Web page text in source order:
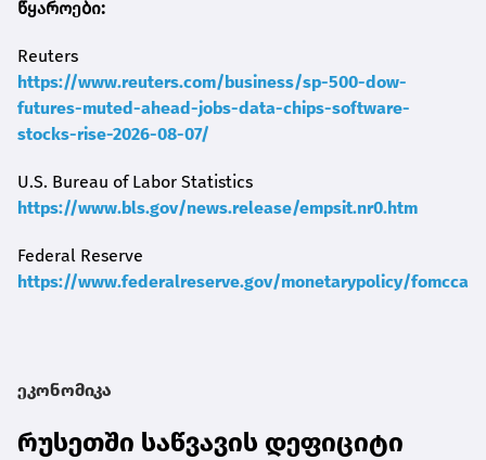
წყაროები:
Reuters
https://www.reuters.com/business/sp-500-dow-
futures-muted-ahead-jobs-data-chips-software-
stocks-rise-2026-08-07/
U.S. Bureau of Labor Statistics
https://www.bls.gov/news.release/empsit.nr0.htm
Federal Reserve
https://www.federalreserve.gov/monetarypolicy/
ეკონომიკა
რუსეთში საწვავის დეფიციტი